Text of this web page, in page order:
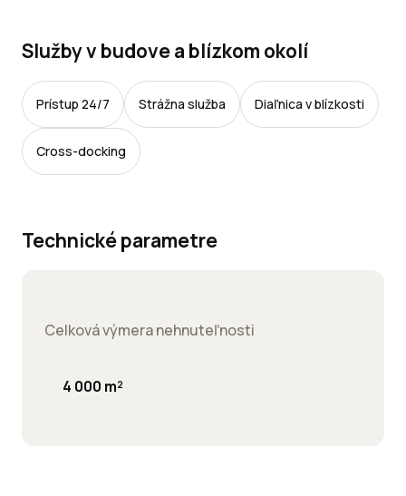
Služby v budove a blízkom okolí
Prístup 24/7 Strážna služba Diaľnica v blízkosti
Cross-docking
Technické parametre
Celková výmera nehnuteľnosti
4 000 m²